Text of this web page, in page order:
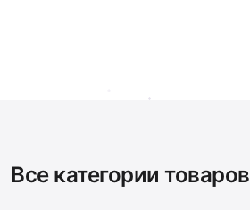
Все категории товаров